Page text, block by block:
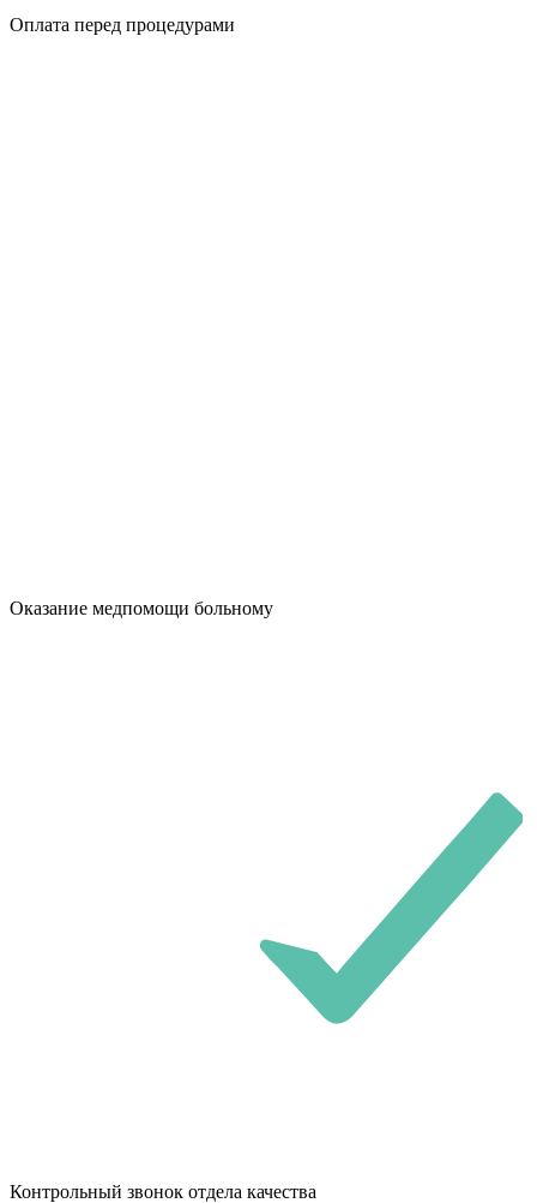
Оплата перед процедурами
Оказание медпомощи больному
Контрольный звонок отдела качества